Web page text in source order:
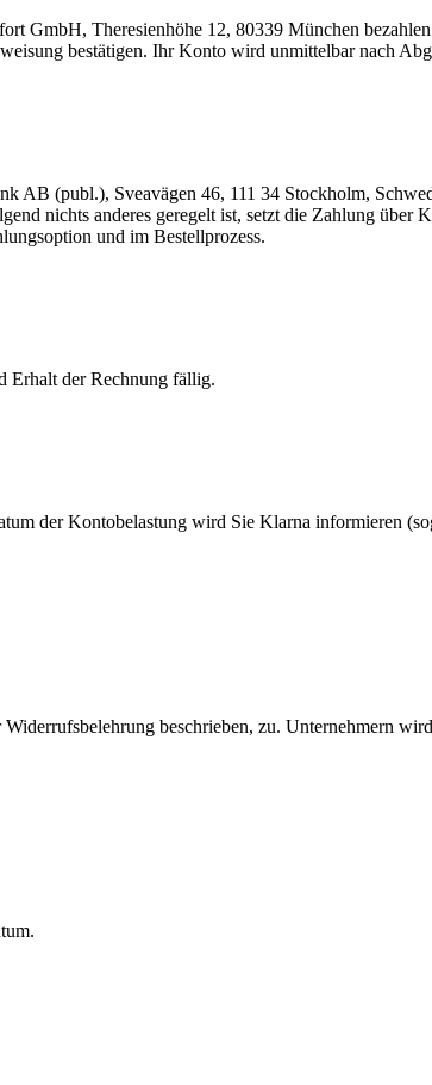
GmbH, Theresienhöhe 12, 80339 München
bestätigen. Ihr Konto wird unmittelbar nach
AB (publ.), Sveavägen 46, 111 34 Stockholm,
nichts anderes geregelt ist, setzt die Zahlung
und im Bestellprozess.
Erhalt der Rechnung fällig.
der Kontobelastung wird Sie Klarna informieren
beschrieben, zu. Unternehmern